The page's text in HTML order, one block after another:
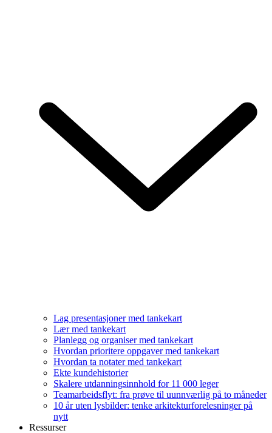
Lag presentasjoner med tankekart
Lær med tankekart
Planlegg og organiser med tankekart
Hvordan prioritere oppgaver med tankekart
Hvordan ta notater med tankekart
Ekte kundehistorier
Skalere utdanningsinnhold for 11 000 leger
Teamarbeidsflyt: fra prøve til uunnværlig på to måneder
10 år uten lysbilder: tenke arkitekturforelesninger på
nytt
Ressurser